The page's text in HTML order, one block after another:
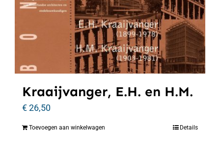
Kraaijvanger, E.H. en H.M.
€26,50
Toevoegen aan winkelwagen Details